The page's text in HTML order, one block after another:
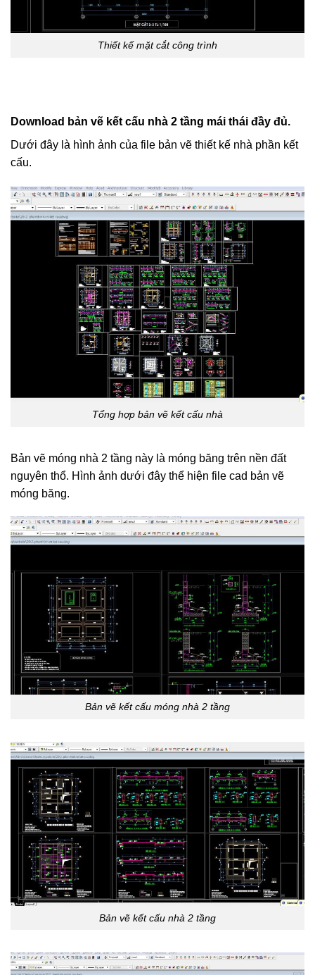
Thiết kế mặt cắt công trình
Download bản vẽ kết cấu nhà 2 tầng mái thái đầy đủ.
Dưới đây là hình ảnh của file bản vẽ thiết kế nhà phần kết
cấu.
Tổng hợp bản vẽ kết cấu nhà
Bản vẽ móng nhà 2 tầng này là móng băng trên nền đất
nguyên thổ. Hình ảnh dưới đây thể hiện file cad bản vẽ
móng băng.
Bản vẽ kết cấu móng nhà 2 tầng
Bản vẽ kết cấu nhà 2 tầng